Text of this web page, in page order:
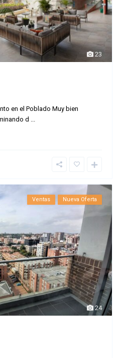
23
en el Poblado Muy bien
d ...
24
Ventas Nueva Oferta